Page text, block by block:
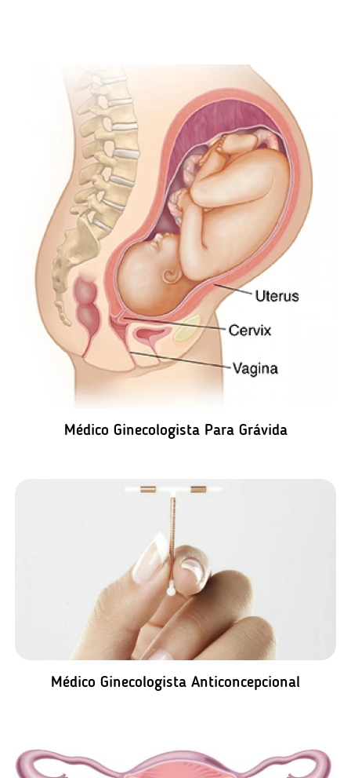
REPOSIÇÕES HORMONAIS
REPRODUÇÃO HUMANA
TERAPIAS HORMONAIS
Médico Ginecologista Para Grávida
Médico Ginecologista Anticoncepcional